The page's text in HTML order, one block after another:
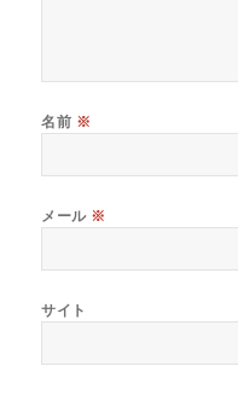
名前 ※
メール ※
サイト